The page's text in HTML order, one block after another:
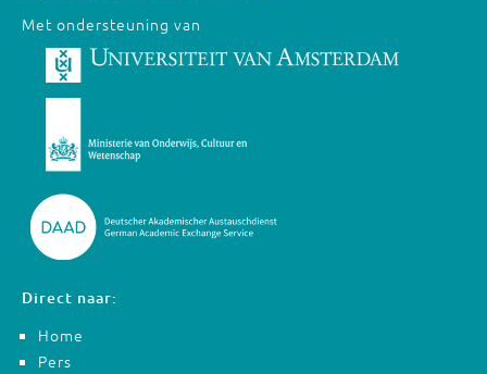
Met ondersteuning van
Direct naar:
Home
Pers